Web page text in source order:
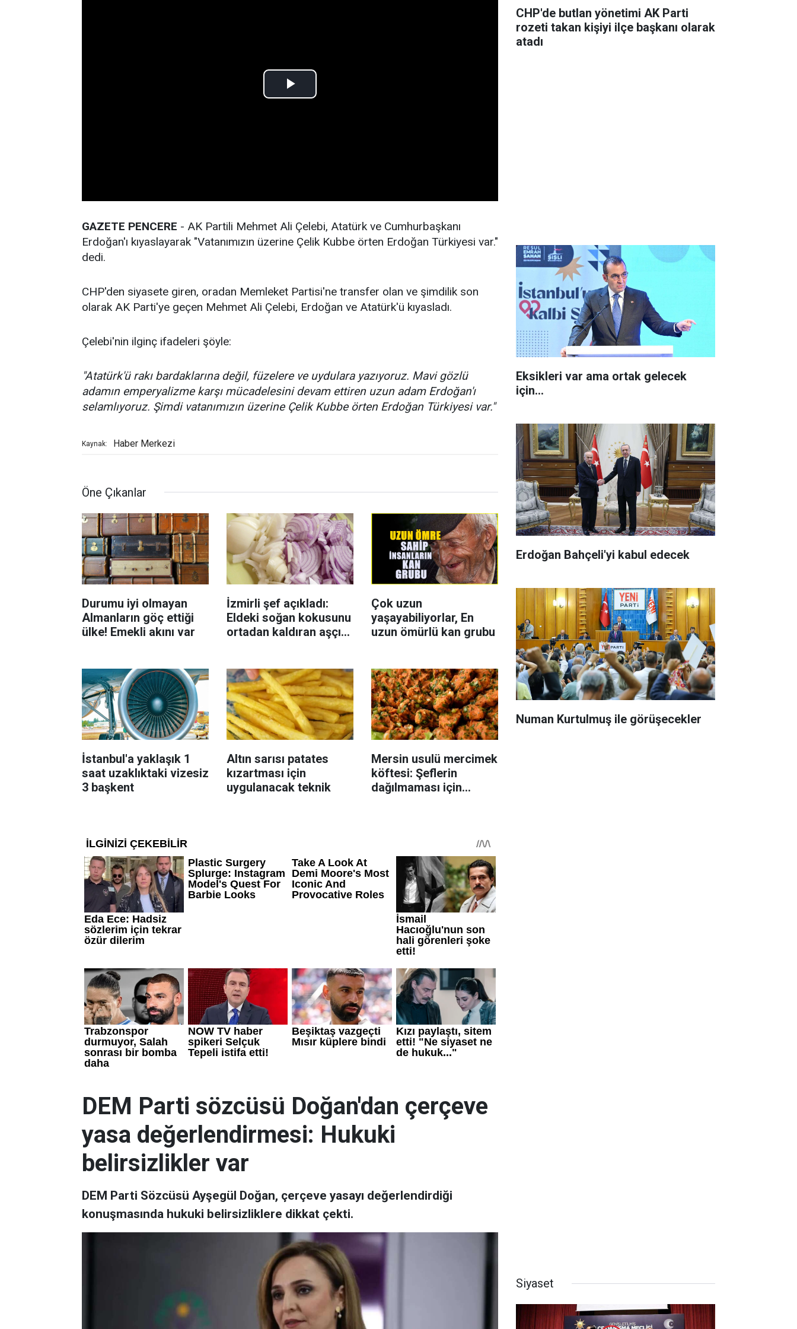
GAZETE PENCERE - AK Partili Mehmet Ali Çelebi, Atatürk ve Cumhurbaşkanı
Erdoğan'ı kıyaslayarak "Vatanımızın üzerine Çelik Kubbe örten Erdoğan Türkiyesi var."
dedi.
CHP'den siyasete giren, oradan Memleket Partisi'ne transfer olan ve şimdilik son
olarak AK Parti'ye geçen Mehmet Ali Çelebi, Erdoğan ve Atatürk'ü kıyasladı.
Çelebi'nin ilginç ifadeleri şöyle:
"Atatürk'ü rakı bardaklarına değil, füzelere ve uydulara yazıyoruz. Mavi gözlü
adamın emperyalizme karşı mücadelesini devam ettiren uzun adam Erdoğan'ı
selamlıyoruz. Şimdi vatanımızın üzerine Çelik Kubbe örten Erdoğan Türkiyesi var."
Kaynak: Haber Merkezi
Öne Çıkanlar
Durumu iyi olmayan
Almanların göç ettiği
ülke! Emekli akını var
İzmirli şef açıkladı:
Eldeki soğan kokusunu
ortadan kaldıran aşçı
Çok uzun
yaşayabiliyorlar, En
uzun ömürlü kan grubu
İstanbul'a yaklaşık 1
saat uzaklıktaki vizesiz
3 başkent
Altın sarısı patates
kızartması için
uygulanacak teknik
Mersin usulü mercimek
köftesi: Şeflerin
dağılmaması için
CHP'de butlan yönetimi AK Parti
rozeti takan kişiyi ilçe başkanı olarak
atadı
Eksikleri var ama ortak gelecek
için...
Erdoğan Bahçeli'yi kabul edecek
Numan Kurtulmuş ile görüşecekler
DEM Parti sözcüsü Doğan'dan çerçeve
yasa değerlendirmesi: Hukuki
belirsizlikler var
DEM Parti Sözcüsü Ayşegül Doğan, çerçeve yasayı değerlendirdiği
konuşmasında hukuki belirsizliklere dikkat çekti.
Siyaset